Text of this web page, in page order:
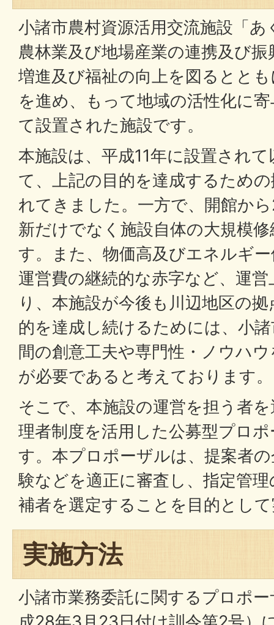
小諸市農村資源活用交流施設「
農林業及び地場産業の連携及び
増進及び福祉の向上を図るとと
を進め、もって地域の活性化に
て設置された施設です。
本施設は、平成11年に設置され
て、上記の目的を達成するため
れてきました。一方で、開館か
新だけでなく施設自体の大規模
す。また、物価高及びエネルギ
運営費の継続的な赤字など、運
り、本施設が今後も川辺地区の
的を達成し続けるためには、小
間の創意工夫や専門性・ノウハ
が必要であると考えております。
そこで、本施設の運営を担う者
理者制度を活用した公募型プロ
す。本プロポーザルは、提案者
験などを適正に審査し、指定管
補者を選定することを目的とし
実施方法
小諸市業務委託に関するプロポ